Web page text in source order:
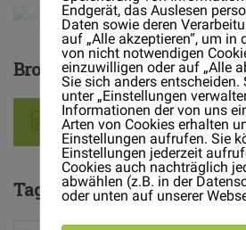
Brochures
Download .DOC File
Tag Cloud
Endgerät, das Auslesen
Daten sowie deren
auf „Alle akzeptieren“, um in
von nicht notwendigen
einzuwilligen oder auf „Alle
Sie sich anders entscheiden.
unter „Einstellungen
Informationen der von uns
Arten von Cookies erhalten
Einstellungen aufrufen. Sie
Einstellungen jederzeit
Cookies auch nachträglich
abwählen (z.B. in der
oder unten auf unserer